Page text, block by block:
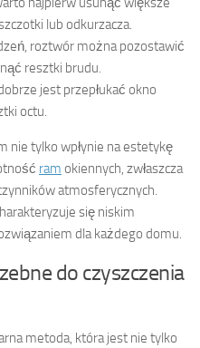
lub odkurzacza.
roztwór można pozostawić
resztki brudu.
jest przepłukać okno
octu.
nie tylko wpłynie na estetykę
ram okiennych, zwłaszcza
atmosferycznych.
się niskim
dla każdego domu.
do czyszczenia
metoda, która jest nie tylko